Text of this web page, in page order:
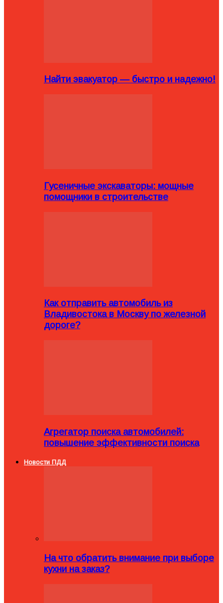
Найти эвакуатор — быстро и надежно!
Гусеничные экскаваторы: мощные
помощники в строительстве
Как отправить автомобиль из
Владивостока в Москву по железной
дороге?
Агрегатор поиска автомобилей:
повышение эффективности поиска
Новости ПДД
На что обратить внимание при выборе
кухни на заказ?